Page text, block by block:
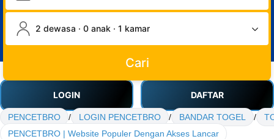
2 dewasa · 0 anak · 1 kamar
Cari
LOGIN DAFTAR
PENCETBRO / LOGIN PENCETBRO / BANDAR TOGEL /
PENCETBRO | Website Populer Dengan Akses Lancar